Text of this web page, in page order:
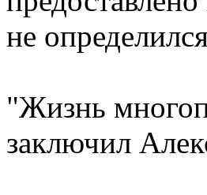
не
"Жизнь
заключил